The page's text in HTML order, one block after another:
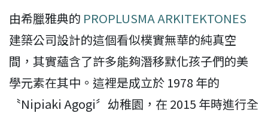
由希臘雅典的 PROPLUSMA ARKITEKTONES
建築公司設計的這個看似樸實無華的純真空
間，其實蘊含了許多能夠潛移默化孩子們的美
學元素在其中。這裡是成立於 1978 年的
〝Nipiaki Agogi〞幼稚園，在 2015 年時進行全